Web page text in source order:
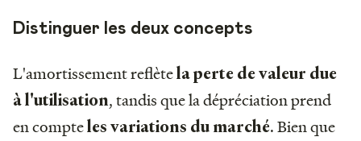
Distinguer les deux concepts
L'amortissement reflètela perte de valeur due
à l'utilisation, tandis que la dépréciation prend
en compteles variations du marché. Bien que